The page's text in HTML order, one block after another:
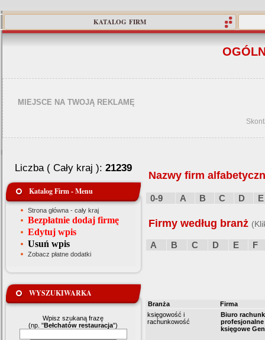
KATALOG FIRM
MIEJSCE NA TWOJĄ REKLAMĘ
Liczba ( Cały kraj ): 21239
Katalog Firm - Menu
Strona główna - cały kraj
Bezpłatnie dodaj firmę
Edytuj wpis
Usuń wpis
Zobacz płatne dodatki
WYSZUKIWARKA
Wpisz szukaną frazę
(np. "Bełchatów restauracja")
Nazwy firm
0-9 A B C D E
Firmy według branż
A B C D E F
Branża
Firma
księgowość i
rachunkowość
Biuro
profesjonalne
księgowe